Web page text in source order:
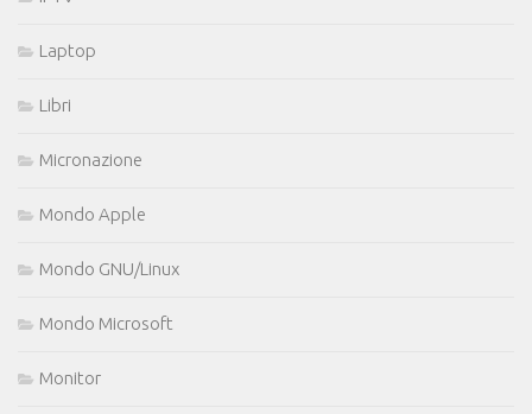
Laptop
Libri
Micronazione
Mondo Apple
Mondo GNU/Linux
Mondo Microsoft
Monitor